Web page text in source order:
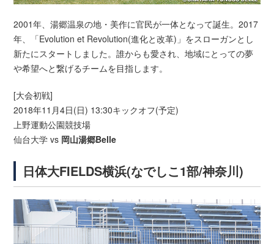
2001年、湯郷温泉の地・美作に官民が一体となって誕生。2017
年、「Evolution et Revolution(進化と改革)」をスローガンとし
新たにスタートしました。誰からも愛され、地域にとっての夢
や希望へと繋げるチームを目指します。
[大会初戦]
2018年11月4日(日) 13:30キックオフ(予定)
上野運動公園競技場
仙台大学 vs 岡山湯郷Belle
日体大FIELDS横浜(なでしこ1部/神奈川)